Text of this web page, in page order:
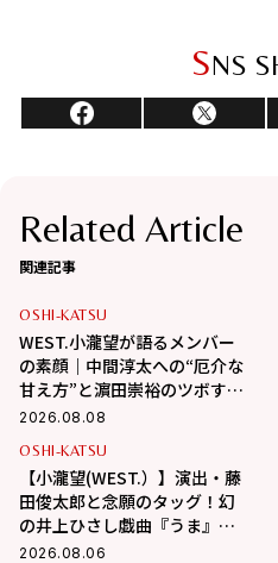
SNS
Related Article
関連記事
OSHI-KATSU
WEST.小瀧望が語るメンバー
の素顔｜中間淳太への“厄介な
甘え方”と濵田崇裕のツボすぎ
る言動
2026.08.08
OSHI-KATSU
【小瀧望(WEST.）】演出・藤
田俊太郎と念願のタッグ！幻
の井上ひさし戯曲『うま』で
演じる“爽快な悪人”の魅力と
2026.08.06